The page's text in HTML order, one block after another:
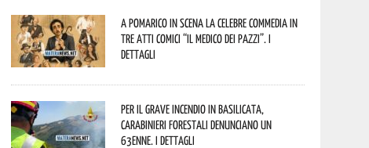
A Pomarico in scena la celebre commedia in
tre atti comici “Il medico dei pazzi”. I
dettagli
Per il grave incendio in Basilicata,
Carabinieri forestali denunciano un
63enne. I dettagli